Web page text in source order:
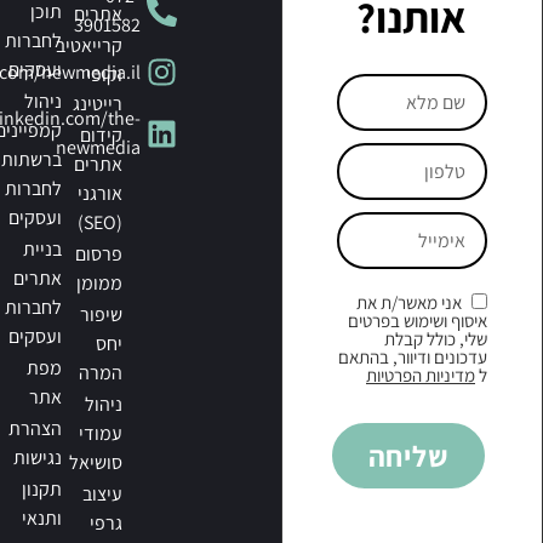
אותנו?
אני מאשר/ת את
איסוף ושימוש בפרטים
שלי, כולל קבלת
עדכונים ודיוור, בהתאם
למדיניות הפרטיות
שליחה
3901582
newmedia.il
the-
newmedia
אתרים
קרייאטיב
וקופי
רייטינג
קידום
אתרים
אורגני
(SEO)
פרסום
ממומן
שיפור
יחס
המרה
ניהול
עמודי
סושיאל
עיצוב
גרפי
תוכן
לחברות
ועסקים
ניהול
ברשתות
לחברות
ועסקים
בניית
אתרים
לחברות
ועסקים
מפת
אתר
הצהרת
נגישות
תקנון
ותנאי